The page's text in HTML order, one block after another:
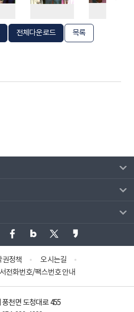
전체다운로드 목록
권정책
오시는길
전화번호/팩스번호 안내
천면 도청대로 455